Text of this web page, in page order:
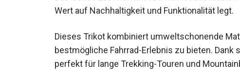
Wert auf Nachhaltigkeit und Funktionalität legt.
Dieses Trikot kombiniert umweltschonende
das bestmögliche Fahrrad-Erlebnis zu bieten.
es perfekt für lange Trekking-Touren und